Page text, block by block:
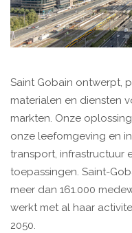
Saint Gobain ontwerpt,
materialen en diensten
markten. Onze
onze leefomgeving en
transport, infrastructuur
toepassingen. Saint-
meer dan 161.000
werkt met al haar
2050.